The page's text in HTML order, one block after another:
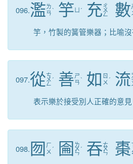
096.濫ㄌ
ㄢˋ 竽 ˊ 充ㄔ
ㄨ
ㄥ 數
竽，竹製的簧管樂器；比喻
097.從ㄘ
ㄨ
ㄥ
ˊ 善ㄕ
ㄢˋ 如 ㄖ
ㄨ ˊ 流
表示樂於接受別人正確的意
098. 囫 ㄏ
ㄨ ˊ 圇 ㄌ
ㄨ
ㄣ
ˊ 吞ㄊ
ㄨ
ㄣ 棗